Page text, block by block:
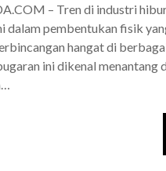
– Tren di industri
dalam pembentukan fisik
hangat di
ini dikenal menantang